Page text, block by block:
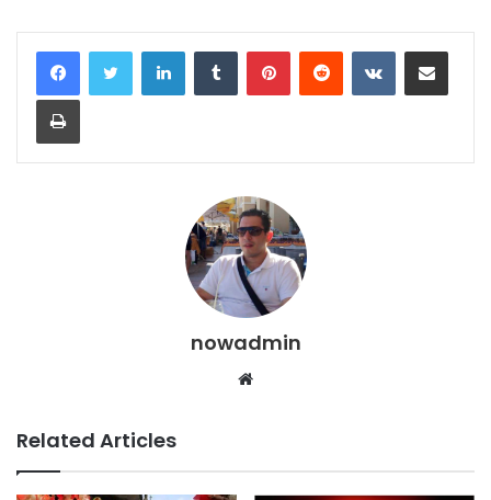
LinkedInTumblr PinterestReddit VKontakteShare via Email
Print
nowadmin
Website
Related Articles